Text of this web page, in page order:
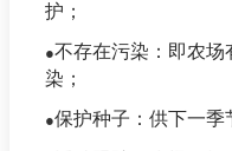
护；
●不存在污染：即农场
染；
●保护种子：供下一季